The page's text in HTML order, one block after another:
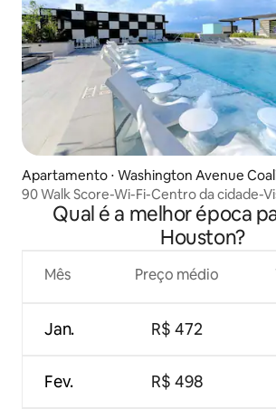
Apartamento ⋅ Washington Avenue
Memorial Park
90 Walk Score-Wi-Fi-Centro da cidade-
Piscina no terraço
Qual é a melhor época
Houston?
Mês
Jan.
Fev.
Preço médio
R$ 472
R$ 498